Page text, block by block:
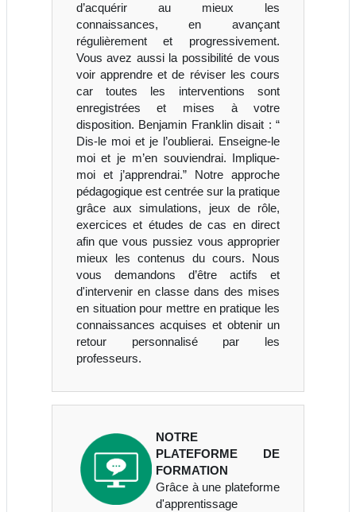
d’acquérir au mieux les
connaissances, en avançant
régulièrement et progressivement.
Vous avez aussi la possibilité de vous
voir apprendre et de réviser les cours
car toutes les interventions sont
enregistrées et mises à votre
disposition. Benjamin Franklin disait : “
Dis-le moi et je l’oublierai. Enseigne-le
moi et je m’en souviendrai. Implique-
moi et j’apprendrai.” Notre approche
pédagogique est centrée sur la pratique
grâce aux simulations, jeux de rôle,
exercices et études de cas en direct
afin que vous pussiez vous approprier
mieux les contenus du cours. Nous
vous demandons d’être actifs et
d'intervenir en classe dans des mises
en situation pour mettre en pratique les
connaissances acquises et obtenir un
retour personnalisé par les
professeurs.
NOTRE
PLATEFORME DE
FORMATION
Grâce à une plateforme
d'apprentissage